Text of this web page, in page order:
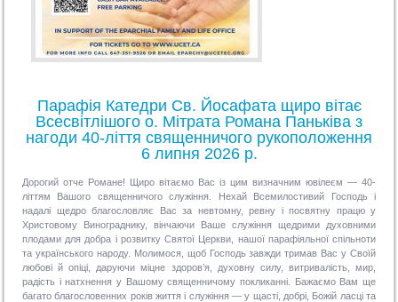
Парафія Катедри Св. Йосафата щиро вітає
Всесвітлішого о. Мітрата Романа Паньківа з
нагоди 40-ліття священничого рукоположення
6 липня 2026 р.
Дорогий отче Романе! Щиро вітаємо Вас із цим визначним ювілеєм — 40-
літтям Вашого священничого служіння. Нехай Всемилостивий Господь і
надалі щедро благословляє Вас за невтомну, ревну і посвятну працю у
Христовому Винограднику, вінчаючи Ваше служіння щедрими духовними
плодами для добра і розвитку Святої Церкви, нашої парафіяльної спільноти
та українського народу. Молимося, щоб Господь завжди тримав Вас у Своїй
любові й опіці, даруючи міцне здоров’я, духовну силу, витривалість, мир,
радість і натхнення у Вашому священничому покликанні. Бажаємо Вам ще
багато благословенних років життя і служіння — у щасті, добрі, Божій ласці та